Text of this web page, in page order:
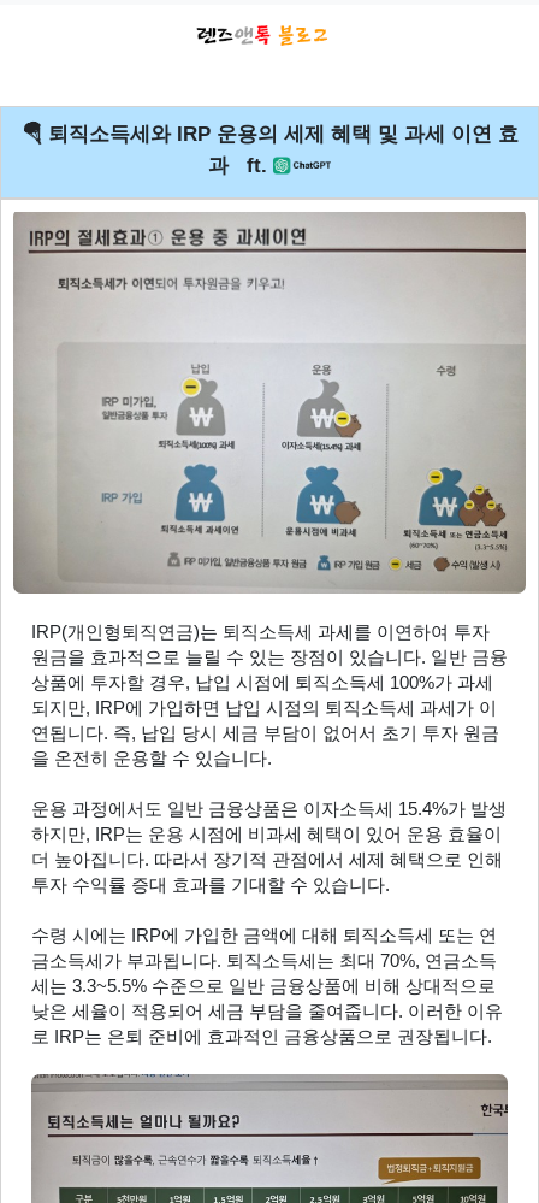
🪂 퇴직소득세와 IRP 운용의 세제 혜택 및 과세 이연 효
과 ft.
IRP(개인형퇴직연금)는 퇴직소득세 과세를 이연하여 투자
원금을 효과적으로 늘릴 수 있는 장점이 있습니다. 일반 금융
상품에 투자할 경우, 납입 시점에 퇴직소득세 100%가 과세
되지만, IRP에 가입하면 납입 시점의 퇴직소득세 과세가 이
연됩니다. 즉, 납입 당시 세금 부담이 없어서 초기 투자 원금
을 온전히 운용할 수 있습니다.
운용 과정에서도 일반 금융상품은 이자소득세 15.4%가 발생
하지만, IRP는 운용 시점에 비과세 혜택이 있어 운용 효율이
더 높아집니다. 따라서 장기적 관점에서 세제 혜택으로 인해
투자 수익률 증대 효과를 기대할 수 있습니다.
수령 시에는 IRP에 가입한 금액에 대해 퇴직소득세 또는 연
금소득세가 부과됩니다. 퇴직소득세는 최대 70%, 연금소득
세는 3.3~5.5% 수준으로 일반 금융상품에 비해 상대적으로
낮은 세율이 적용되어 세금 부담을 줄여줍니다. 이러한 이유
로 IRP는 은퇴 준비에 효과적인 금융상품으로 권장됩니다.